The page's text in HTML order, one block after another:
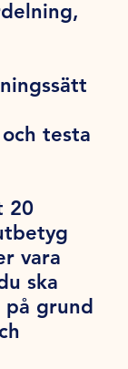
testa
20
vara
ska
grund